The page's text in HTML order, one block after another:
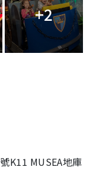
+2
號K11 MUSEA地庫